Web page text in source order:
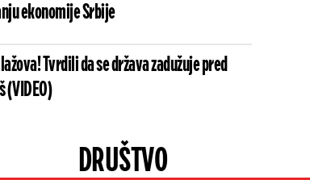
ekonomije Srbije
Tvrdili da se država zadužuje pred
(VIDEO)
DRUŠTVO